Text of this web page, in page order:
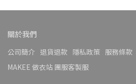
關於我們
公司簡介 退貨退款 隱私政策 服務條款
MAKEE 做衣站 團服客製服